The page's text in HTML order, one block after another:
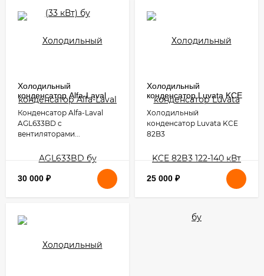
Холодильный
конденсатор Alfa-Laval
AGL633BD бу
Конденсатор Alfa-Laval
AGL633BD c
вентиляторами...
30 000 ₽
Холодильный
конденсатор Luvata KCE
82B3 122-140 кВт бу
Холодильный
конденсатор Luvata KCE
82B3
25 000 ₽